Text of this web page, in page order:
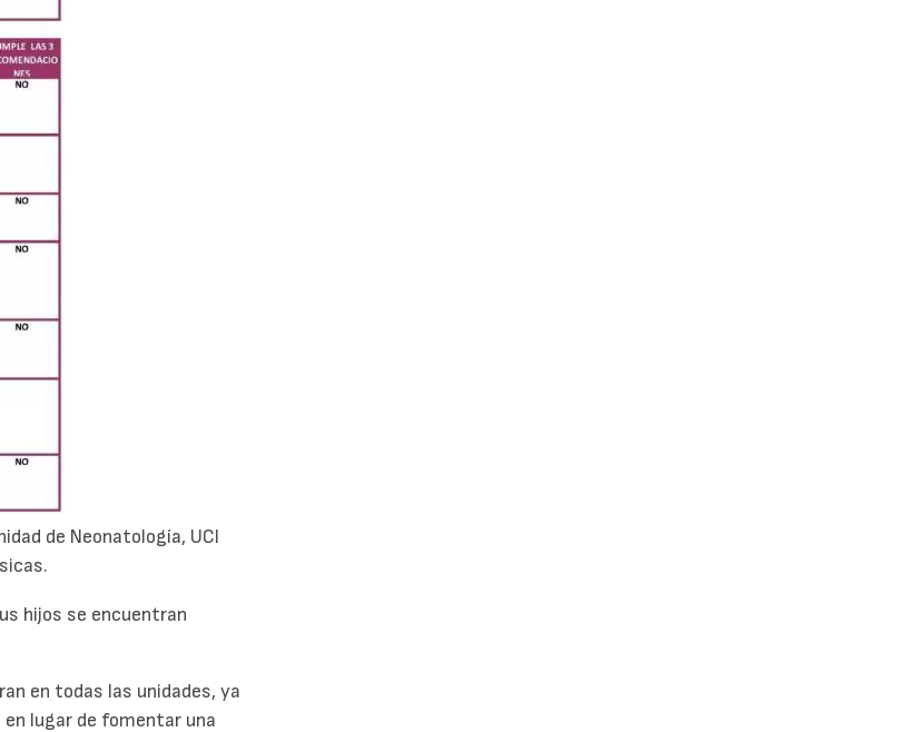
de Neonatología, UCI
hijos se encuentran
en todas las unidades, ya
lugar de fomentar una